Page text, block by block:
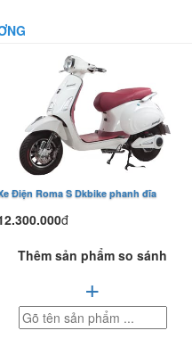
Điện Roma S Dkbike phanh đĩa
đ
Thêm sản phẩm so sánh
+